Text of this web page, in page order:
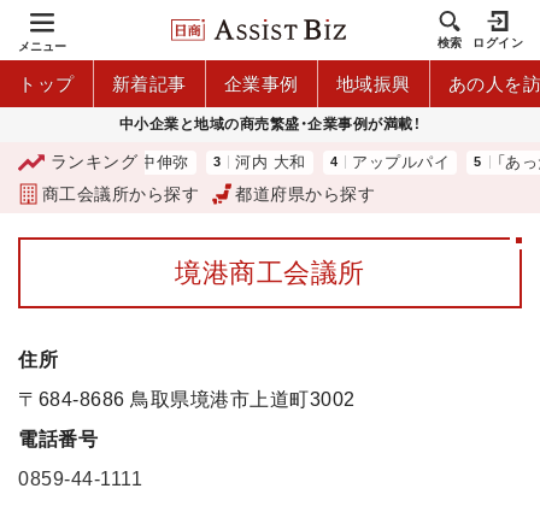
メニュー 検索 ログイン
トップ 新着記事 企業事例 地域振興 あの人を
中小企業と地域の商売繁盛・企業事例が満載！
ランキング
議所） 山中伸弥 河内 大和 アップルパイ 「あっ
商工会議所から探す 都道府県から探す
境港商工会議所
住所
〒684-8686 鳥取県境港市上道町3002
電話番号
0859-44-1111